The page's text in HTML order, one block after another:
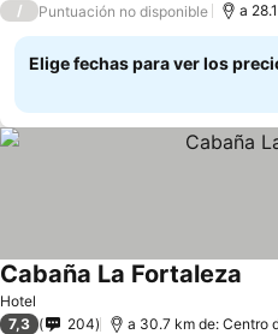
/ Puntuación no disponible a
Elige fechas para ver los
Hotel
Cabaña La Fortaleza
7,3 204 a 30.7 km de: Centro